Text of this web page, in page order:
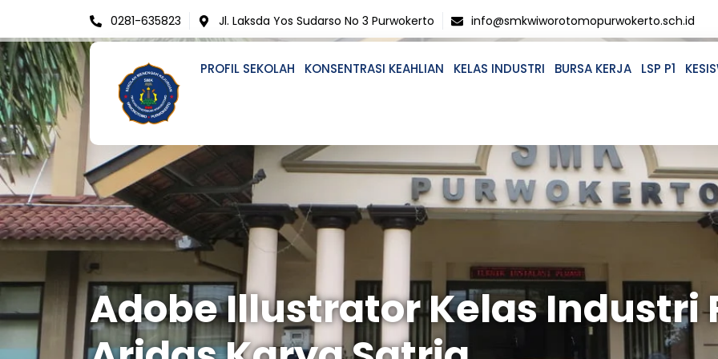
content
0281-635823 Jl. Laksda Yos Sudarso No 3 Purwokerto info@smkwiworotomopurwokerto.sch.id
PROFIL SEKOLAH KONSENTRASI KEAHLIAN KELAS INDUSTRI BURSA KERJA LSP P1
Adobe Illustrator Kelas Industri